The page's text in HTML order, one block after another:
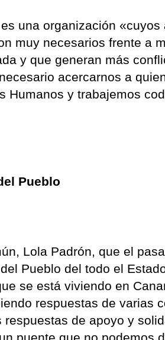
una organización
muy necesarios frente a
y que generan más
acercarnos a
Humanos y trabajemos
Pueblo
Lola Padrón, que el
Pueblo del todo el
se está viviendo en
respuestas de varias
de apoyo y